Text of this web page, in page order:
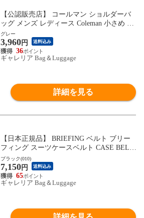
【公認販売店】 コールマン ショルダーバ
ッグ メンズ レディース Coleman 小さめ 斜
めがけ 軽量 軽い 大人 ミニショルダーバッ
グ カジュアル アウトドア 4L UNI WALKE
R ユニウォーカー ポーチ
グレー
3,960円 送料込み
36
ギャレリア Bag＆Luggage
詳細を見る
【日本正規品】 BRIEFING ベルト ブリー
フィング スーツケースベルト CASE BELT
トラベル 旅行 トラベルグッズ 旅行用品 メ
ンズ レディース ナイロン BRA201G43
ブラック(010)
7,150円 送料込み
65
ギャレリア Bag＆Luggage